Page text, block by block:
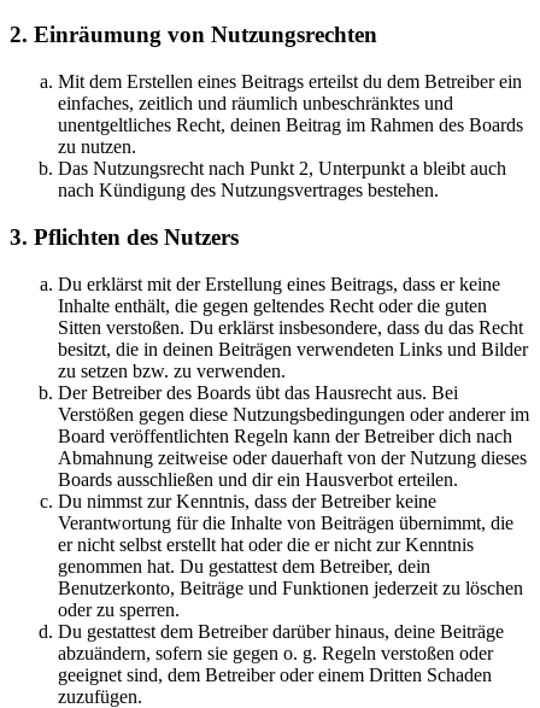
2. Einräumung von Nutzungsrechten
Mit dem Erstellen eines Beitrags erteilst du dem Betreiber ein
einfaches, zeitlich und räumlich unbeschränktes und
unentgeltliches Recht, deinen Beitrag im Rahmen des Boards
zu nutzen.
Das Nutzungsrecht nach Punkt 2, Unterpunkt a bleibt auch
nach Kündigung des Nutzungsvertrages bestehen.
3. Pflichten des Nutzers
Du erklärst mit der Erstellung eines Beitrags, dass er keine
Inhalte enthält, die gegen geltendes Recht oder die guten
Sitten verstoßen. Du erklärst insbesondere, dass du das Recht
besitzt, die in deinen Beiträgen verwendeten Links und Bilder
zu setzen bzw. zu verwenden.
Der Betreiber des Boards übt das Hausrecht aus. Bei
Verstößen gegen diese Nutzungsbedingungen oder anderer im
Board veröffentlichten Regeln kann der Betreiber dich nach
Abmahnung zeitweise oder dauerhaft von der Nutzung dieses
Boards ausschließen und dir ein Hausverbot erteilen.
Du nimmst zur Kenntnis, dass der Betreiber keine
Verantwortung für die Inhalte von Beiträgen übernimmt, die
er nicht selbst erstellt hat oder die er nicht zur Kenntnis
genommen hat. Du gestattest dem Betreiber, dein
Benutzerkonto, Beiträge und Funktionen jederzeit zu löschen
oder zu sperren.
Du gestattest dem Betreiber darüber hinaus, deine Beiträge
abzuändern, sofern sie gegen o. g. Regeln verstoßen oder
geeignet sind, dem Betreiber oder einem Dritten Schaden
zuzufügen.